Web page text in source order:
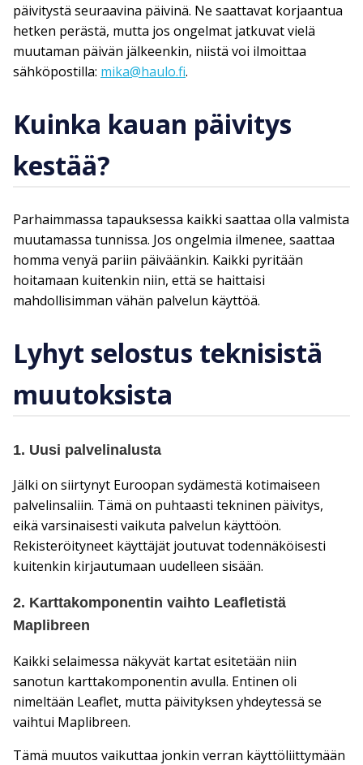
päivitystä seuraavina päivinä. Ne saattavat korjaantua
hetken perästä, mutta jos ongelmat jatkuvat vielä
muutaman päivän jälkeenkin, niistä voi ilmoittaa
sähköpostilla: mika@haulo.fi.
Kuinka kauan päivitys
kestää?
Parhaimmassa tapauksessa kaikki saattaa olla valmista
muutamassa tunnissa. Jos ongelmia ilmenee, saattaa
homma venyä pariin päiväänkin. Kaikki pyritään
hoitamaan kuitenkin niin, että se haittaisi
mahdollisimman vähän palvelun käyttöä.
Lyhyt selostus teknisistä
muutoksista
1. Uusi palvelinalusta
Jälki on siirtynyt Euroopan sydämestä kotimaiseen
palvelinsaliin. Tämä on puhtaasti tekninen päivitys,
eikä varsinaisesti vaikuta palvelun käyttöön.
Rekisteröityneet käyttäjät joutuvat todennäköisesti
kuitenkin kirjautumaan uudelleen sisään.
2. Karttakomponentin vaihto Leafletistä
Maplibreen
Kaikki selaimessa näkyvät kartat esitetään niin
sanotun karttakomponentin avulla. Entinen oli
nimeltään Leaflet, mutta päivityksen yhdeytessä se
vaihtui Maplibreen.
Tämä muutos vaikuttaa jonkin verran käyttöliittymään